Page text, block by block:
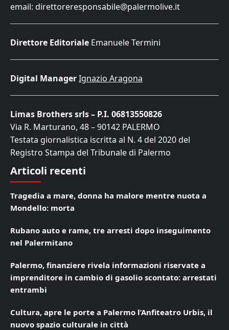
email: direttoreresponsabile@palermolive.it
Direttore Editoriale Emanuele Termini
Digital ManagerIgnazio Aragona
Limas Brothers srls – P.I. 06813550826
Via R. Marturano, 48 – 90142 PALERMO
Testata giornalistica iscritta al N. 4 del 2020 del
Registro Stampa del Tribunale di Palermo
Articoli recenti
Tragedia a mare, donna ha malore mentre nuota a
Mondello: morta
Rubano auto e rame, tre arresti dopo inseguimento
nel Palermitano
Palermo, finanziere rivela informazioni riservate a
imprenditore in cambio di gasolio scontato: arrestati
entrambi
Cultura, apre le porte a Palermo l’Anfiteatro Urbis, il
nuovo spazio culturale in città